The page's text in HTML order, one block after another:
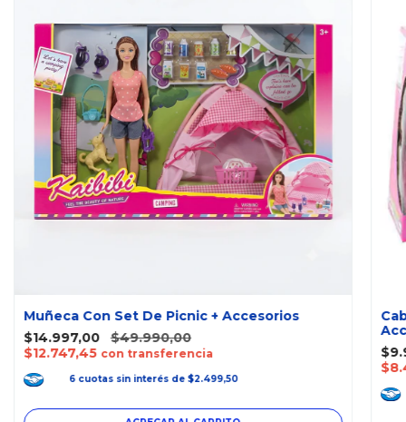
Muñeca Con Set De Picnic + Accesorios
$14.997,00
$49.990,00
$12.747,45 con transferencia
6 cuotas sin interés de $2.499,50